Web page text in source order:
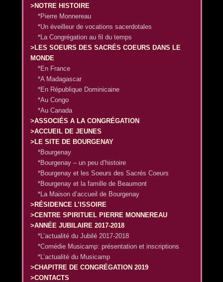
>NOTRE HISTOIRE
*Pierre Monnereau
*Un éveilleur de vocations sacerdotales
*La Congrégation au fil du temps
>LES SOEURS DES SACRÉS COEURS DANS LE
MONDE
*En France
*A Madagascar
*En République Dominicaine
*Au Congo
*Au Canada
>ASSOCIÉS A LA CONGRÉGATION
>ACCUEIL DE JEUNES
>LE SITE DE BOURGENAY
*Bourgenay
*Bourgenay – un peu d’histoire
*Bourgenay et les Soeurs des Sacrés Coeurs
*Bourgenay et la famille de Beaumont
*La Maison d’accueil de Bourgenay
>RÉSIDENCE L’ISSOIRE
>CENTRE SPIRITUEL PIERRE MONNEREAU
>ANNÉE JUBILAIRE 2017-2018
*L’actualité du Jubilé 2017-2018
*Comédie Musicamp: présentation et inscriptions
*L’actualité du Musicamp
>CHAPITRE DE CONGRÉGATION 2019
>CONTACTS